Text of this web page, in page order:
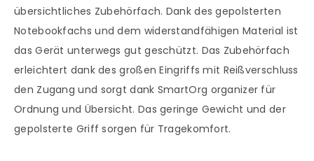
übersichtliches Zubehörfach. Dank des gepolsterten
Notebookfachs und dem widerstandfähigen Material ist
das Gerät unterwegs gut geschützt. Das Zubehörfach
erleichtert dank des großen Eingriffs mit Reißverschluss
den Zugang und sorgt dank SmartOrg organizer für
Ordnung und Übersicht. Das geringe Gewicht und der
gepolsterte Griff sorgen für Tragekomfort.